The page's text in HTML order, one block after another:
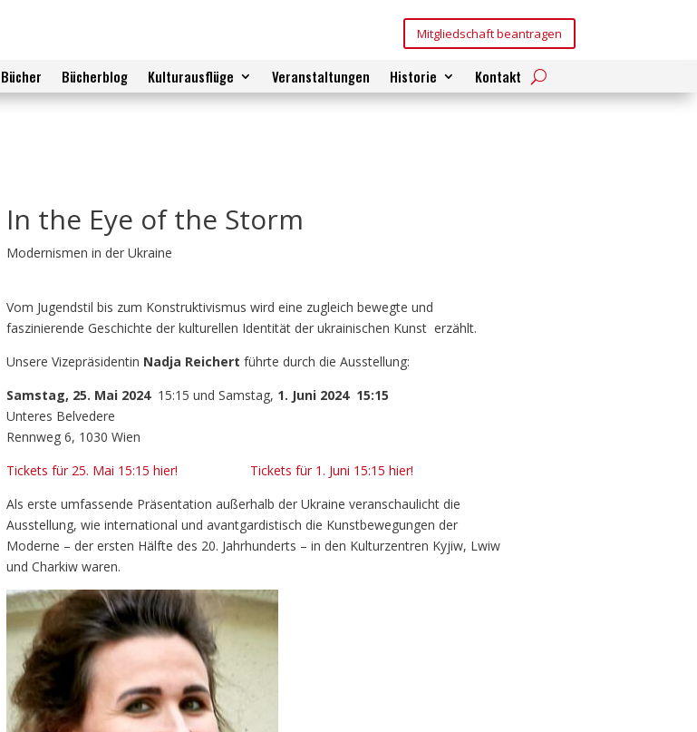
Mitgliedschaft beantragen
Bücher Bücherblog Kulturausflüge Veranstaltungen Historie Kontakt
In the Eye of the Storm
Modernismen in der Ukraine
Vom Jugendstil bis zum Konstruktivismus wird eine zugleich bewegte und
faszinierende Geschichte der kulturellen Identität der ukrainischen Kunst erzählt.
Unsere Vizepräsidentin Nadja Reichert führte durch die Ausstellung:
Samstag, 25. Mai 2024 15:15 und Samstag, 1. Juni 2024 15:15
Unteres Belvedere
Rennweg 6, 1030 Wien
Tickets für 25. Mai 15:15 hier!
Tickets für 1. Juni 15:15 hier!
Als erste umfassende Präsentation außerhalb der Ukraine veranschaulicht die
Ausstellung, wie international und avantgardistisch die Kunstbewegungen der
Moderne – der ersten Hälfte des 20. Jahrhunderts – in den Kulturzentren Kyjiw, Lwiw
und Charkiw waren.